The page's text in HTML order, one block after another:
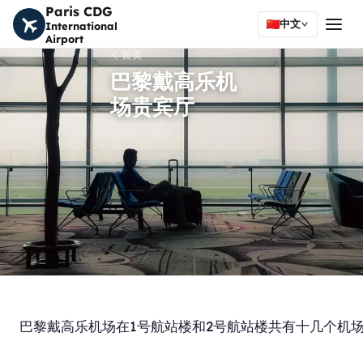
Paris CDG
International
Airport
中文
首页
巴黎戴高乐机
场贵宾厅
巴黎戴高乐机场在1号航站楼和2号航站楼共有十几个